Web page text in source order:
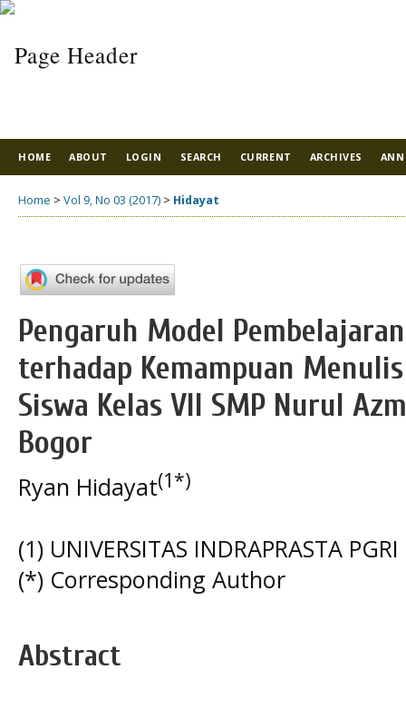
HOME ABOUT LOGIN SEARCH CURRENT ARCHIVES
Home > Vol 9, No 03 (2017) > Hidayat
Pengaruh Model
terhadap Kemampuan
Siswa Kelas VII SMP Nurul
Bogor
Ryan Hidayat(1*)
(1) UNIVERSITAS INDRAPRASTA PGRI
(*) Corresponding Author
Abstract